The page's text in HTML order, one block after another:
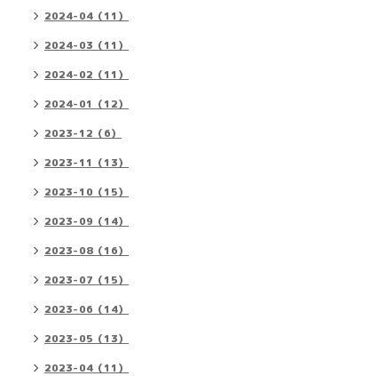
2024-04（11）
2024-03（11）
2024-02（11）
2024-01（12）
2023-12（6）
2023-11（13）
2023-10（15）
2023-09（14）
2023-08（16）
2023-07（15）
2023-06（14）
2023-05（13）
2023-04（11）